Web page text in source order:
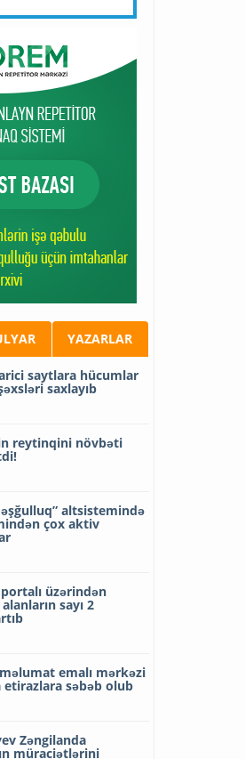
YAZARLAR
saytlara hücumlar
saxlayıb
reytinqini növbəti
altsistemində
çox aktiv
üzərindən
sayı 2
emalı mərkəzi
səbəb olub
Zəngilanda
müraciətlərini